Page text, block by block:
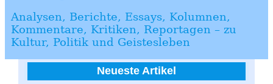
Analysen, Berichte, Essays, Kolumnen,
Kommentare, Kritiken, Reportagen – zu
Kultur, Politik und Geistesleben
Neueste Artikel